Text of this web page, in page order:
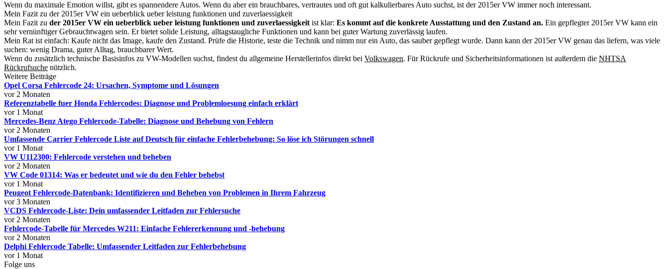
Wenn du maximale Emotion willst, gibt es spannendere Autos. Wenn du aber ein brauchbares, vertrautes und oft gut kalkulierbares Auto suchst, ist der 2015er VW immer noch interessant.
Mein Fazit zu der 2015er VW ein ueberblick ueber leistung funktionen und zuverlaessigkeit
Mein Fazit zu der 2015er VW ein ueberblick ueber leistung funktionen und zuverlaessigkeit ist klar: Es kommt auf die konkrete Ausstattung und den Zustand an. Ein gepflegter 2015er VW kann ein
sehr vernünftiger Gebrauchtwagen sein. Er bietet solide Leistung, alltagstaugliche Funktionen und kann bei guter Wartung zuverlässig laufen.
Mein Rat ist einfach: Kaufe nicht das Image, kaufe den Zustand. Prüfe die Historie, teste die Technik und nimm nur ein Auto, das sauber gepflegt wurde. Dann kann der 2015er VW genau das liefern, was viele
suchen: wenig Drama, guter Alltag, brauchbarer Wert.
Wenn du zusätzlich technische Basisinfos zu VW-Modellen suchst, findest du allgemeine Herstellerinfos direkt bei Volkswagen. Für Rückrufe und Sicherheitsinformationen ist außerdem die NHTSA
Rückrufsuche nützlich.
Weitere Beiträge
Opel Corsa Fehlercode 24: Ursachen, Symptome und Lösungen
vor 2 Monaten
Referenztabelle fuer Honda Fehlercodes: Diagnose und Problemloesung einfach erklärt
vor 1 Monat
Mercedes-Benz Atego Fehlercode-Tabelle: Diagnose und Behebung von Fehlern
vor 2 Monaten
Umfassende Carrier Fehlercode Liste auf Deutsch für einfache Fehlerbehebung: So löse ich Störungen schnell
vor 1 Monat
VW U112300: Fehlercode verstehen und beheben
vor 2 Monaten
VW Code 01314: Was er bedeutet und wie du den Fehler behebst
vor 1 Monat
Peugeot Fehlercode-Datenbank: Identifizieren und Beheben von Problemen in Ihrem Fahrzeug
vor 3 Monaten
VCDS Fehlercode-Liste: Dein umfassender Leitfaden zur Fehlersuche
vor 2 Monaten
Fehlercode-Tabelle für Mercedes W211: Einfache Fehlererkennung und -behebung
vor 2 Monaten
Delphi Fehlercode Tabelle: Umfassender Leitfaden zur Fehlerbehebung
vor 1 Monat
Folge uns